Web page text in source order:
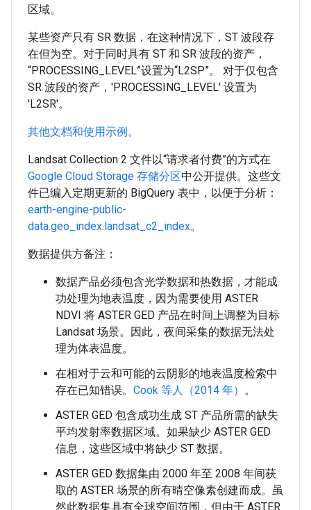
区域。
某些资产只有 SR 数据，在这种情况下，ST 波段存
在但为空。对于同时具有 ST 和 SR 波段的资产，
“PROCESSING_LEVEL”设置为“L2SP”。 对于仅包含
SR 波段的资产，'PROCESSING_LEVEL' 设置为
'L2SR'。
其他文档和使用示例。
Landsat Collection 2 文件以“请求者付费”的方式在
Google Cloud Storage 存储分区中公开提供。这些文
件已编入定期更新的 BigQuery 表中，以便于分析：
earth-engine-public-
data.geo_index.landsat_c2_index。
数据提供方备注：
数据产品必须包含光学数据和热数据，才能成
功处理为地表温度，因为需要使用 ASTER
NDVI 将 ASTER GED 产品在时间上调整为目标
Landsat 场景。因此，夜间采集的数据无法处
理为体表温度。
在相对于云和可能的云阴影的地表温度检索中
存在已知错误。 Cook 等人（2014 年） 。
ASTER GED 包含成功生成 ST 产品所需的缺失
平均发射率数据区域。如果缺少 ASTER GED
信息，这些区域中将缺少 ST 数据。
ASTER GED 数据集由 2000 年至 2008 年间获
取的 ASTER 场景的所有晴空像素创建而成。虽
然此数据集具有全球空间范围，但由于 ASTER